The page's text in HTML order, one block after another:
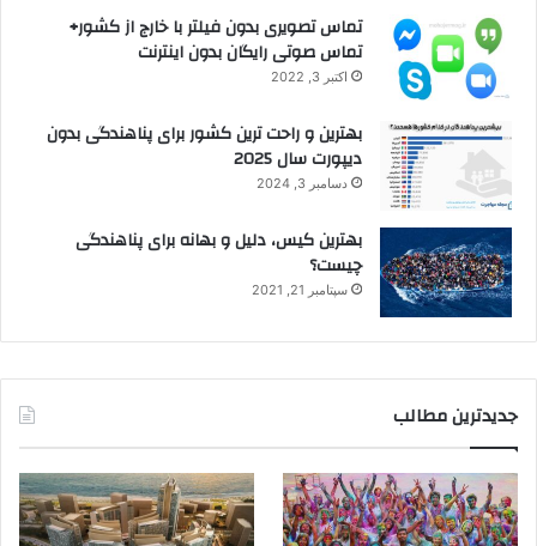
تماس تصویری بدون فیلتر با خارج از کشور+
تماس صوتی رایگان بدون اینترنت
اکتبر 3, 2022
بهترین و راحت ترین کشور برای پناهندگی بدون
دیپورت سال 2025
دسامبر 3, 2024
بهترین کیس، دلیل و بهانه برای پناهندگی
چیست؟
سپتامبر 21, 2021
جدیدترین مطالب